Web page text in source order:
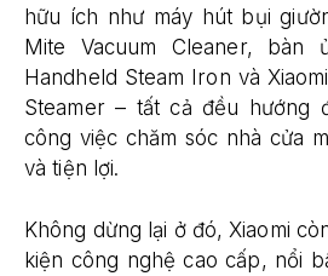
hữu ích như máy hút bụi
Mite Vacuum Cleaner, bàn
Handheld Steam Iron và
Steamer – tất cả đều hướng
công việc chăm sóc nhà cửa
và tiện lợi.
Không dừng lại ở đó, Xiaomi
kiện công nghệ cao cấp, nổi